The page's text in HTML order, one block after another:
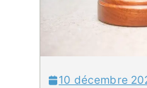
10 décembre